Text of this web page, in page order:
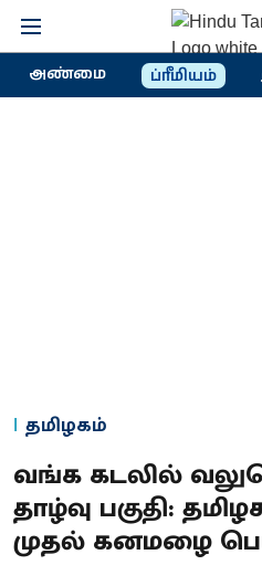
அண்மை ப்ரீமியம்
தமிழகம்
வங்க கடலில்
தாழ்வு பகுதி:
முதல் கனமழை